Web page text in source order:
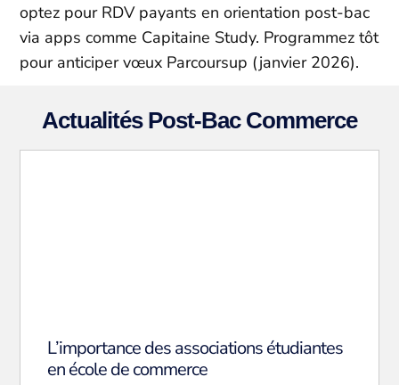
optez pour RDV payants en orientation post-bac
via apps comme Capitaine Study. Programmez tôt
pour anticiper vœux Parcoursup (janvier 2026).
Actualités Post-Bac Commerce
L’importance des associations étudiantes
en école de commerce